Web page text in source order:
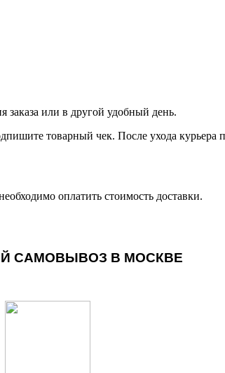
заказа или в другой удобный день.
товарный чек. После ухода
оплатить стоимость доставки.
САМОВЫВОЗ В МОСКВЕ